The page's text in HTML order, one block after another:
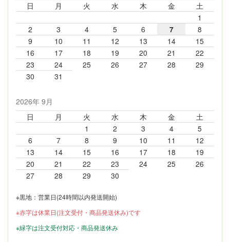
日
月 火 水 木 金
土
1
2
3 4 5 6 7
8
9
10 11 12 13 14
15
16
17 18 19 20 21
22
23
24 25 26 27 28
29
30
31
2026年 9月
日
月 火 水 木 金
土
1
2 3 4
5
6
7 8 9 10 11
12
13
14 15 16 17 18
19
20
21 22 23 24 25
26
27
28 29 30
※黒地：営業日(24時間以内発送開始)
※赤字は休業日(注文受付・商品発送休み)です
※緑字は注文受付対応・商品発送休み